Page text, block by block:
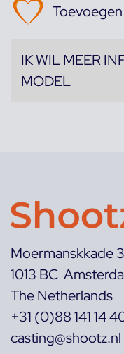
IK WIL MEER
MODEL
Moermanskkade
1013 BC
The Netherlands
+31 (0)88 141 14
casting@shootz.nl